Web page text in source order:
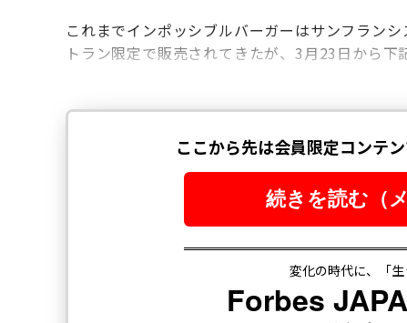
これまでインポッシブルバーガーはサンフラン
トラン限定で販売されてきたが、3月23日から下